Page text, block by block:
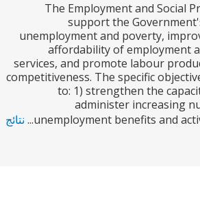
The Employment and
support the
unemployment and
affordability of
services, and promote
competitiveness. The specific
to: 1) strengthen
administer
unemployment benefits نتائج